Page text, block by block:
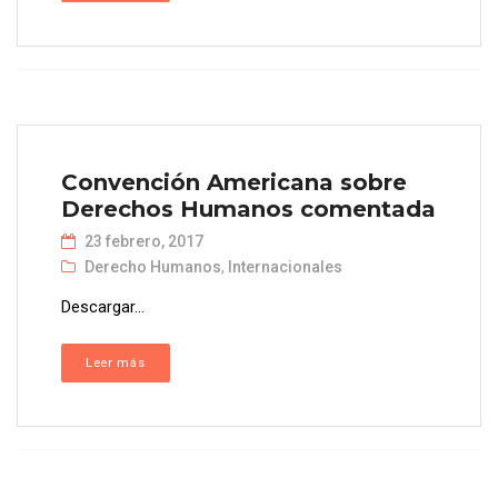
Convención Americana sobre
Derechos Humanos comentada
23 febrero, 2017
Derecho Humanos, Internacionales
Descargar...
Leer más